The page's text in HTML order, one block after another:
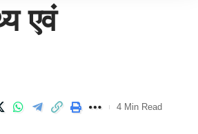
एवं
4 Min Read